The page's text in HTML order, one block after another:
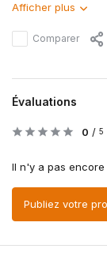
Afficher plus
Comparer
Évaluations
0 / 5
Il n'y a pas
Publiez votre